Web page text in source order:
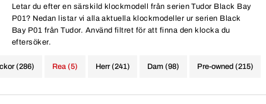
Letar du efter en särskild klockmodell från serien Tudor Black Bay
P01? Nedan listar vi alla aktuella klockmodeller ur serien Black
Bay P01 från Tudor. Använd filtret för att finna den klocka du
eftersöker.
(286) Herr (241) Dam (98) Pre-owned (215)
Rea (5)